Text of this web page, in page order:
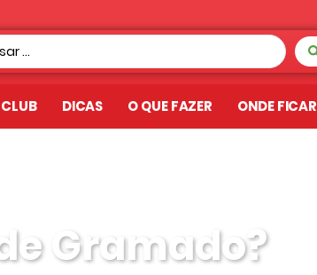
CLUB DICAS O QUE FAZER ONDE FICAR
Gramado?